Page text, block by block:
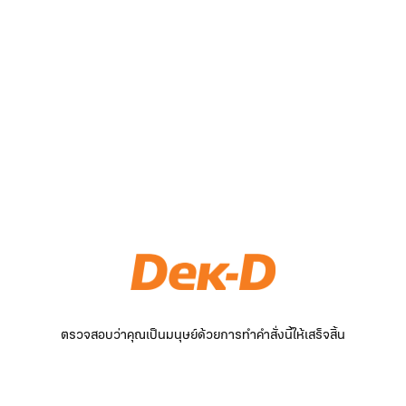
ตรวจสอบว่าคุณเป็นมนุษย์ด้วยการทำคำสั่งนี้ให้เสร็จสิ้น